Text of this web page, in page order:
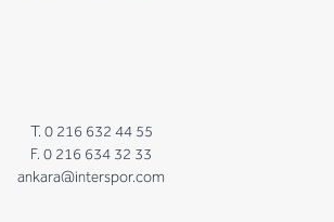
T. 0 216 632 44 55
F. 0 216 634 32 33
ankara@interspor.com